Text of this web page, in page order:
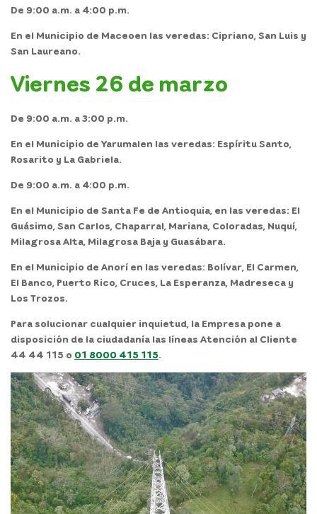
De 9:00 a.m. a 4:00 p.m.
En el Municipio de Maceoen las veredas: Cipriano, San Luis y
San Laureano.
Viernes 26 de marzo
De 9:00 a.m. a 3:00 p.m.
En el Municipio de Yarumalen las veredas: Espíritu Santo,
Rosarito y La Gabriela.
De 9:00 a.m. a 4:00 p.m.
En el Municipio de Santa Fe de Antioquia, en las veredas: El
Guásimo, San Carlos, Chaparral, Mariana, Coloradas, Nuquí,
Milagrosa Alta, Milagrosa Baja y Guasábara.
En el Municipio de Anorí en las veredas: Bolívar, El Carmen,
El Banco, Puerto Rico, Cruces, La Esperanza, Madreseca y
Los Trozos.
Para solucionar cualquier inquietud, la Empresa pone a
disposición de la ciudadanía las líneas Atención al Cliente
44 44 115 o 01 8000 415 115.